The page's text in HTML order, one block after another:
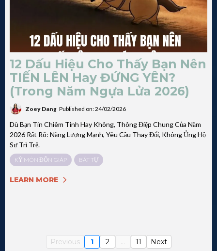
12 Dấu Hiệu Cho Thấy Bạn Nên
TIẾN LÊN Hay ĐỨNG YÊN?
(Trong Năm Ngựa Lửa 2026)
Zoey Dang Published on: 24/02/2026
Dù Bạn Tin Chiêm Tinh Hay Không, Thông Điệp Chung Của Năm
2026 Rất Rõ: Năng Lượng Mạnh, Yêu Cầu Thay Đổi, Không Ủng Hộ
Sự Trì Trệ.
KỲ MÔN ĐỘN GIÁP BÁT TỰ
LEARN MORE
Previous 1 2 ... 11 Next